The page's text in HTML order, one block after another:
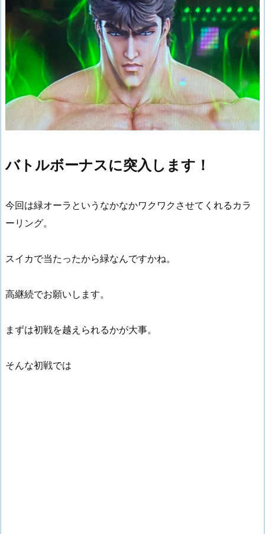
バトルボーナスに突入します！
今回は緑オーラというなかなかワクワクさせてくれるカラ
ーリング。
スイカで当たったから緑なんですかね。
高継続でお願いします。
まずは初戦を越えられるかが大事。
そんな初戦では